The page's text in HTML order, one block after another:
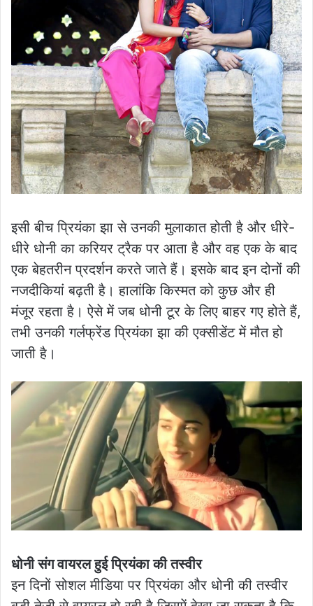
इसी बीच प्रियंका झा से उनकी मुलाकात होती है और धीरे-
धीरे धोनी का करियर ट्रैक पर आता है और वह एक के बाद
एक बेहतरीन प्रदर्शन करते जाते हैं। इसके बाद इन दोनों की
नजदीकियां बढ़ती है। हालांकि किस्मत को कुछ और ही
मंजूर रहता है। ऐसे में जब धोनी टूर के लिए बाहर गए होते हैं,
तभी उनकी गर्लफ्रेंड प्रियंका झा की एक्सीडेंट में मौत हो
जाती है।
धोनी संग वायरल हुई प्रियंका की तस्वीर
इन दिनों सोशल मीडिया पर प्रियंका और धोनी की तस्वीर